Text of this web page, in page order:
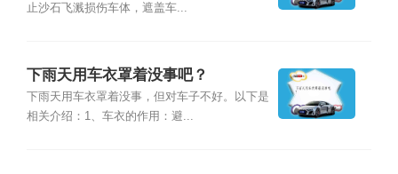
止沙石飞溅损伤车体，遮盖车...
下雨天用车衣罩着没事吧？
下雨天用车衣罩着没事，但对车子不好。以下是
相关介绍：1、车衣的作用：避...